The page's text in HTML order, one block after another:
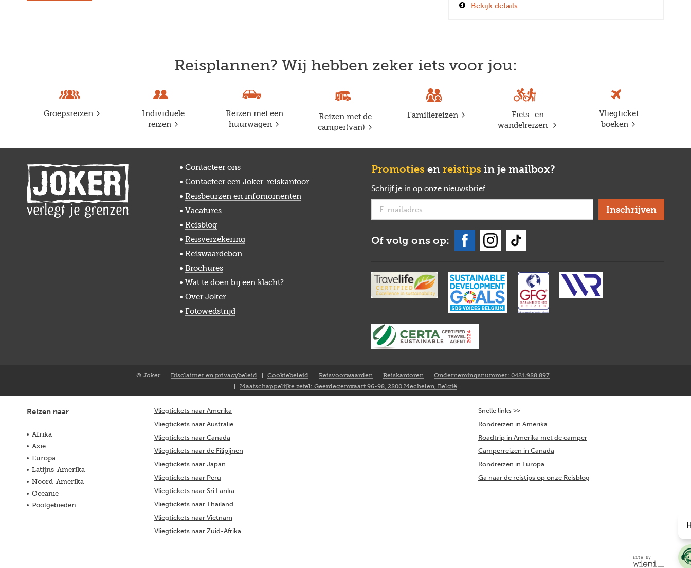
Bekijk details
Reisplannen? Wij hebben zeker iets voor jou:
Groepsreizen
Individuele
reizen
Reizen met een
huurwagen
Reizen met de
camper(van)
Familiereizen
Fiets- en
wandelreizen
Vliegticket
boeken
Contacteer ons
Contacteer een Joker-reiskantoor
Reisbeurzen en infomomenten
Vacatures
Reisblog
Reisverzekering
Reiswaardebon
Brochures
Wat te doen bij een klacht?
Over Joker
Fotowedstrijd
Promoties en reistips in je mailbox?
Schrijf je in op onze nieuwsbrief
Of volg ons op:
© Joker
Disclaimer en privacybeleid Cookiebeleid Reisvoorwaarden Reiskantoren
Ondernemingsnummer: 0421.988.897
Maatschappelijke zetel: Geerdegemvaart 96-98, 2800 Mechelen, België
Reizen naar
Afrika
Azië
Europa
Latijns-Amerika
Noord-Amerika
Oceanië
Poolgebieden
Vliegtickets naar Amerika
Vliegtickets naar Australië
Vliegtickets naar Canada
Vliegtickets naar de Filipijnen
Vliegtickets naar Japan
Vliegtickets naar Peru
Vliegtickets naar Sri Lanka
Vliegtickets naar Thailand
Vliegtickets naar Vietnam
Vliegtickets naar Zuid-Afrika
Snelle links >>
Rondreizen in Amerika
Roadtrip in Amerika met de camper
Camperreizen in Canada
Rondreizen in Europa
Ga naar de reistips op onze Reisblog